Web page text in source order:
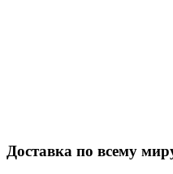
Доставка по всему